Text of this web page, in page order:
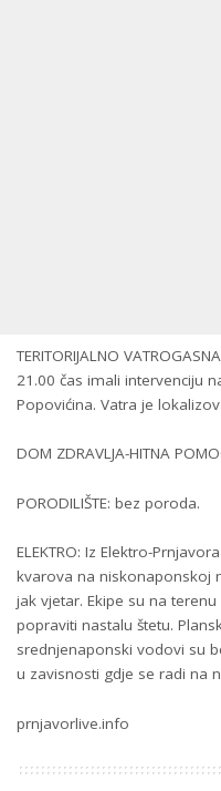
TERITORIJALNO
21.00 čas imali intervenciju
Popovićina. Vatra je
DOM ZDRAVLJA-HITNA
PORODILIŠTE: bez poroda.
ELEKTRO: Iz Elektro-
kvarova na niskonaponskoj
jak vjetar. Ekipe su na
popraviti nastalu štetu.
srednjenaponski vodovi su
u zavisnosti gdje se radi na
prnjavorlive.info